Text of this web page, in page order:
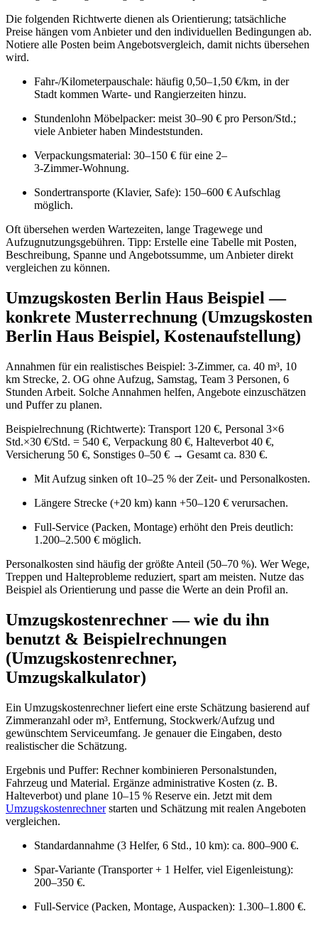
Die folgenden Richtwerte dienen als Orientierung; tatsächliche
Preise hängen vom Anbieter und den individuellen Bedingungen ab.
Notiere alle Posten beim Angebotsvergleich, damit nichts übersehen
wird.
Fahr-/Kilometerpauschale: häufig 0,50–1,50 €/km, in der
Stadt kommen Warte- und Rangierzeiten hinzu.
Stundenlohn Möbelpacker: meist 30–90 € pro Person/Std.;
viele Anbieter haben Mindeststunden.
Verpackungsmaterial: 30–150 € für eine 2–
3‑Zimmer‑Wohnung.
Sondertransporte (Klavier, Safe): 150–600 € Aufschlag
möglich.
Oft übersehen werden Wartezeiten, lange Tragewege und
Aufzugnutzungsgebühren. Tipp: Erstelle eine Tabelle mit Posten,
Beschreibung, Spanne und Angebotssumme, um Anbieter direkt
vergleichen zu können.
Umzugskosten Berlin Haus Beispiel —
konkrete Musterrechnung (Umzugskosten
Berlin Haus Beispiel, Kostenaufstellung)
Annahmen für ein realistisches Beispiel: 3‑Zimmer, ca. 40 m³, 10
km Strecke, 2. OG ohne Aufzug, Samstag, Team 3 Personen, 6
Stunden Arbeit. Solche Annahmen helfen, Angebote einzuschätzen
und Puffer zu planen.
Beispielrechnung (Richtwerte): Transport 120 €, Personal 3×6
Std.×30 €/Std. = 540 €, Verpackung 80 €, Halteverbot 40 €,
Versicherung 50 €, Sonstiges 0–50 € → Gesamt ca. 830 €.
Mit Aufzug sinken oft 10–25 % der Zeit- und Personalkosten.
Längere Strecke (+20 km) kann +50–120 € verursachen.
Full‑Service (Packen, Montage) erhöht den Preis deutlich:
1.200–2.500 € möglich.
Personalkosten sind häufig der größte Anteil (50–70 %). Wer Wege,
Treppen und Halteprobleme reduziert, spart am meisten. Nutze das
Beispiel als Orientierung und passe die Werte an dein Profil an.
Umzugskostenrechner — wie du ihn
benutzt & Beispielrechnungen
(Umzugskostenrechner,
Umzugskalkulator)
Ein Umzugskostenrechner liefert eine erste Schätzung basierend auf
Zimmeranzahl oder m³, Entfernung, Stockwerk/Aufzug und
gewünschtem Serviceumfang. Je genauer die Eingaben, desto
realistischer die Schätzung.
Ergebnis und Puffer: Rechner kombinieren Personalstunden,
Fahrzeug und Material. Ergänze administrative Kosten (z. B.
Halteverbot) und plane 10–15 % Reserve ein. Jetzt mit dem
Umzugskostenrechnerstarten und Schätzung mit realen Angeboten
vergleichen.
Standardannahme (3 Helfer, 6 Std., 10 km): ca. 800–900 €.
Spar-Variante (Transporter + 1 Helfer, viel Eigenleistung):
200–350 €.
Full‑Service (Packen, Montage, Auspacken): 1.300–1.800 €.